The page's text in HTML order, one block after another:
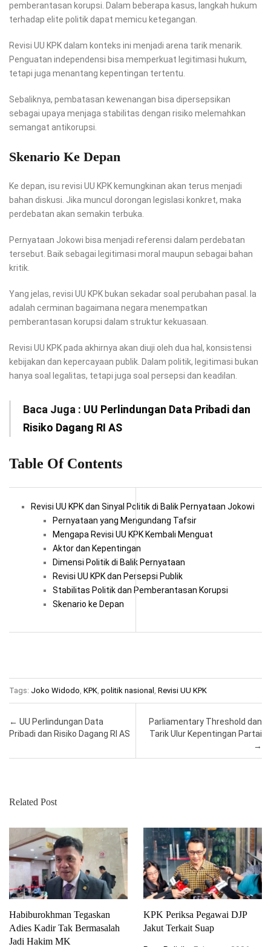
pemberantasan korupsi. Dalam beberapa kasus, langkah hukum
terhadap elite politik dapat memicu ketegangan.
Revisi UU KPK dalam konteks ini menjadi arena tarik menarik.
Penguatan independensi bisa memperkuat legitimasi hukum,
tetapi juga menantang kepentingan tertentu.
Sebaliknya, pembatasan kewenangan bisa dipersepsikan
sebagai upaya menjaga stabilitas dengan risiko melemahkan
semangat antikorupsi.
Skenario Ke Depan
Ke depan, isu revisi UU KPK kemungkinan akan terus menjadi
bahan diskusi. Jika muncul dorongan legislasi konkret, maka
perdebatan akan semakin terbuka.
Pernyataan Jokowi bisa menjadi referensi dalam perdebatan
tersebut. Baik sebagai legitimasi moral maupun sebagai bahan
kritik.
Yang jelas, revisi UU KPK bukan sekadar soal perubahan pasal. Ia
adalah cerminan bagaimana negara menempatkan
pemberantasan korupsi dalam struktur kekuasaan.
Revisi UU KPK pada akhirnya akan diuji oleh dua hal, konsistensi
kebijakan dan kepercayaan publik. Dalam politik, legitimasi bukan
hanya soal legalitas, tetapi juga soal persepsi dan keadilan.
Baca Juga : UU Perlindungan Data Pribadi dan
Risiko Dagang RI AS
Table Of Contents
Revisi UU KPK dan Sinyal Politik di Balik Pernyataan Jokowi
Pernyataan yang Mengundang Tafsir
Mengapa Revisi UU KPK Kembali Menguat
Aktor dan Kepentingan
Dimensi Politik di Balik Pernyataan
Revisi UU KPK dan Persepsi Publik
Stabilitas Politik dan Pemberantasan Korupsi
Skenario ke Depan
Tags: Joko Widodo, KPK, politik nasional , Revisi UU KPK
Post navigation
← UU Perlindungan Data
Pribadi dan Risiko Dagang RI AS
Parliamentary Threshold dan
Tarik Ulur Kepentingan Partai
→
Related Post
Habiburokhman Tegaskan
Adies Kadir Tak Bermasalah
Jadi Hakim MK
KPK Periksa Pegawai DJP
Jakut Terkait Suap